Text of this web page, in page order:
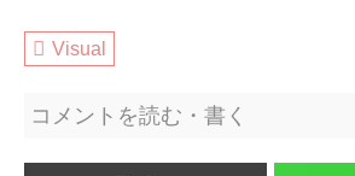
Visual
コメントを読む・書く